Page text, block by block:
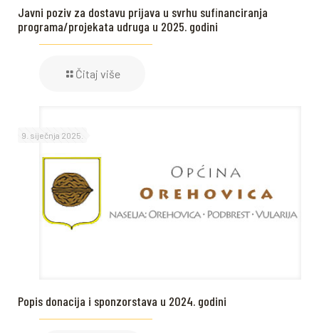
Javni poziv za dostavu prijava u svrhu sufinanciranja
programa/projekata udruga u 2025. godini
Čitaj više
9. siječnja 2025.
Popis donacija i sponzorstava u 2024. godini